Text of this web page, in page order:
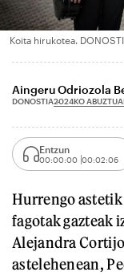
Koita hirukotea.
Aingeru Odriozola
DONOSTIA2024KO
Entzun
00:00:00 00:02:06
Hurrengo
fagotak gazteak
Alejandra
astelehenean,